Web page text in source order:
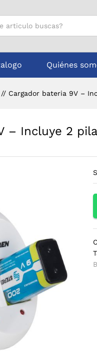
Quiénes
// Cargador bateria 9V –
– Incluye 2